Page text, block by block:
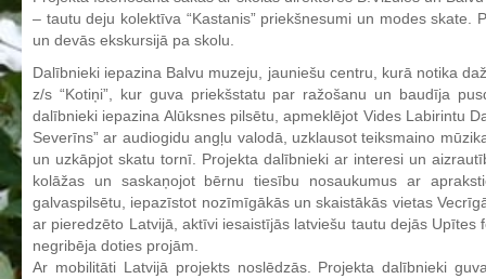
Aktualizētais pašvērtējuma ziņojums 2024
BPVV attīstības un investīciju stratēģijas plāns
Investīciju un attīstības stratēģija
Skolas telpu īres cenrādis
Skolas internāts
Biedrība
BPVV ciklogramma
– tautu deju kolektīva “Kastanis” priekšnesumi un modes skate.
un devās ekskursijā pa skolu.
Dalībnieki iepazina Balvu muzeju, jauniešu centru, kurā notika
z/s “Kotiņi”, kur guva priekšstatu par ražošanu un baudīja
dalībnieki iepazina Alūksnes pilsētu, apmeklējot Vides Labirintu
Severīns” ar audiogidu angļu valodā, uzklausot teiksmaino
un uzkāpjot skatu tornī. Projekta dalībnieki ar interesi un
kolāžas un saskaņojot bērnu tiesību nosaukumus ar
galvaspilsētu, iepazīstot nozīmīgākās un skaistākās vietas
ar pieredzēto Latvijā, aktīvi iesaistījās latviešu tautu dejās
negribēja doties projām.
Ar mobilitāti Latvijā projekts noslēdzās. Projekta dalībnieki